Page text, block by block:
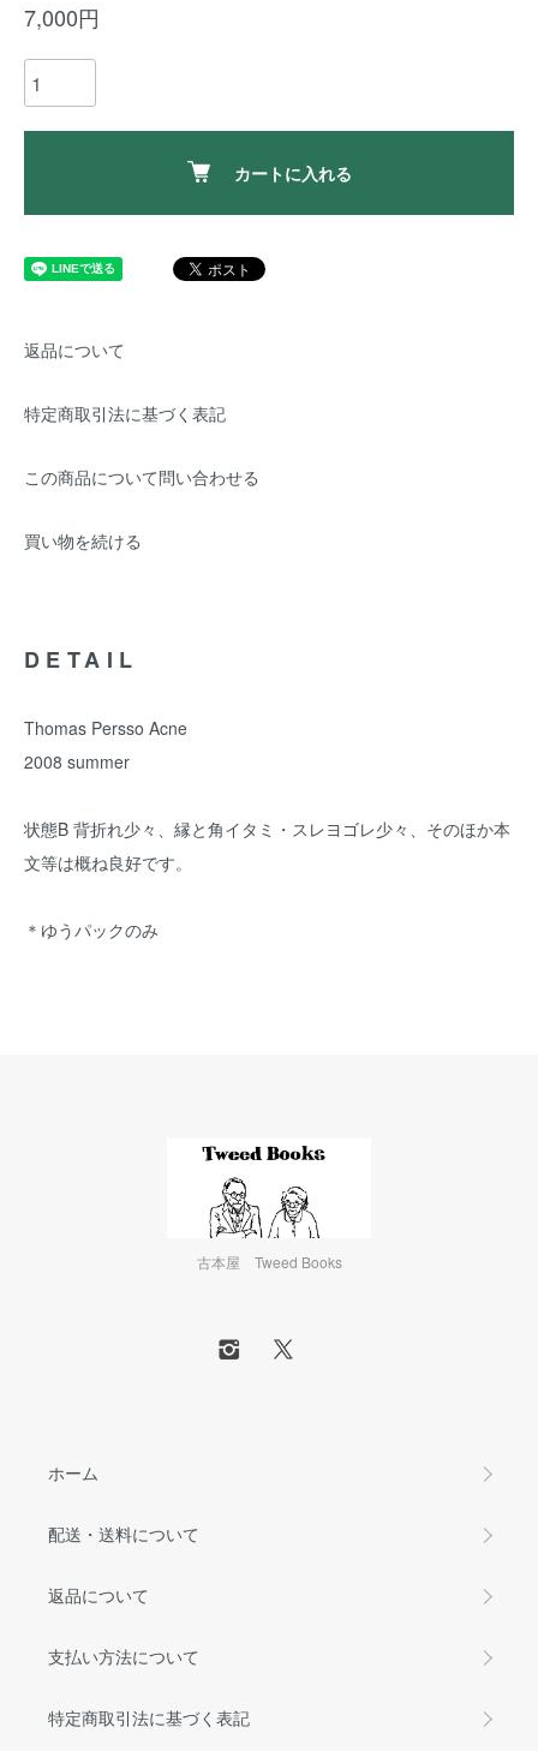
7,000円
カートに入れる
返品について
特定商取引法に基づく表記
この商品について問い合わせる
買い物を続ける
DETAIL
Thomas Persso Acne
2008 summer
状態B 背折れ少々、縁と角イタミ・スレヨゴレ少々、そのほか本
文等は概ね良好です。
＊ゆうパックのみ
古本屋 Tweed Books
ホーム
配送・送料について
返品について
支払い方法について
特定商取引法に基づく表記